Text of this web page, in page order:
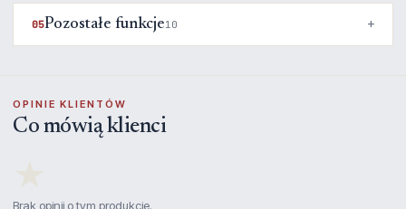
05Pozostałe funkcje10
OPINIE KLIENTÓW
Co mówią klienci
Brak opinii o tym produkcie.